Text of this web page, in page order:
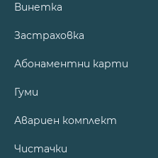
Винетка
Застраховка
Абонаментни карти
Гуми
Авариен комплект
Чистачки